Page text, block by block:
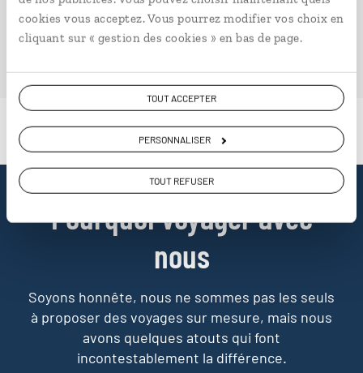
cookies vous acceptez. Vous pourrez modifier vos choix en
cliquant sur « gestion des cookies » en bas de page.
TOUT ACCEPTER
PERSONNALISER
TOUT REFUSER
Pourquoi voyager avec
nous
Soyons honnête, nous ne sommes pas les seuls
à proposer des voyages sur mesure, mais nous
avons quelques atouts qui font
incontestablement la différence.